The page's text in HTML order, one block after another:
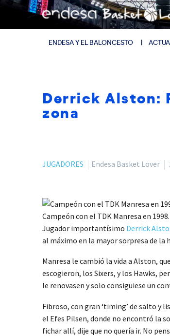
ENDESA Y EL BALONCESTO
Derrick Alston:
zona
JUGADORES Endesa Basket Lover
Campeón con el TDK Manresa en 1998.
Jugador importantísimo Derrick
al máximo en la mayor sorpresa de la
Manresa le cambió la vida a Alston,
escogieron, los Sixers, y los Hawks,
le renovasen y solo consiguiese un
Fibroso, con gran ‘timing’ de salto y
el Efes Pilsen, donde no encontró la
fichar allí, dije que no quería ir. No